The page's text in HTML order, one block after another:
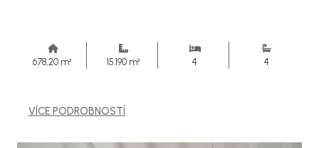
678,20 m² 15.190 m² 4 4
VÍCE PODROBNOSTÍ